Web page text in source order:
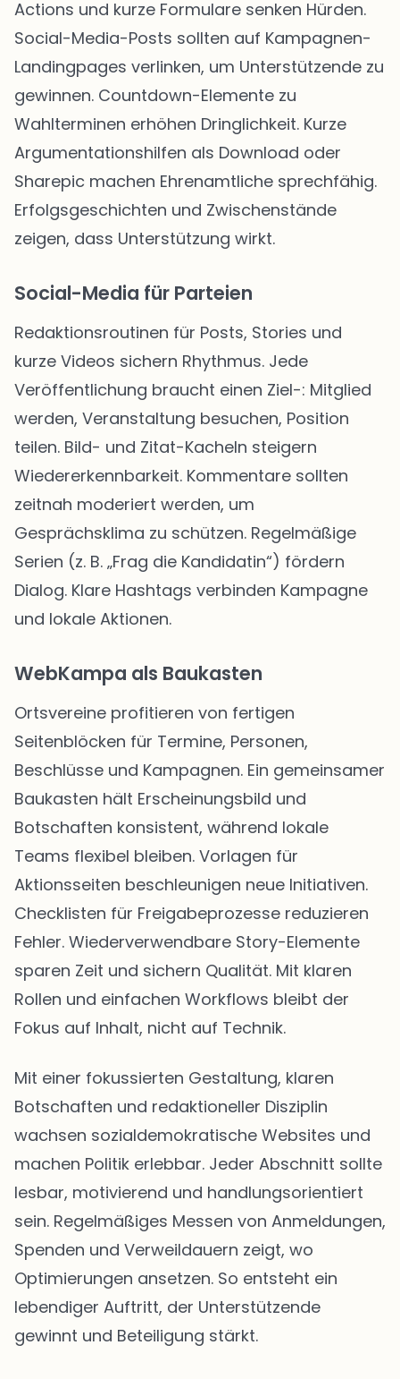
Actions und kurze Formulare senken Hürden.
Social-Media-Posts sollten auf Kampagnen-
Landingpages verlinken, um Unterstützende zu
gewinnen. Countdown-Elemente zu
Wahlterminen erhöhen Dringlichkeit. Kurze
Argumentationshilfen als Download oder
Sharepic machen Ehrenamtliche sprechfähig.
Erfolgsgeschichten und Zwischenstände
zeigen, dass Unterstützung wirkt.
Social-Media für Parteien
Redaktionsroutinen für Posts, Stories und
kurze Videos sichern Rhythmus. Jede
Veröffentlichung braucht einen Ziel-: Mitglied
werden, Veranstaltung besuchen, Position
teilen. Bild- und Zitat-Kacheln steigern
Wiedererkennbarkeit. Kommentare sollten
zeitnah moderiert werden, um
Gesprächsklima zu schützen. Regelmäßige
Serien (z. B. „Frag die Kandidatin“) fördern
Dialog. Klare Hashtags verbinden Kampagne
und lokale Aktionen.
WebKampa als Baukasten
Ortsvereine profitieren von fertigen
Seitenblöcken für Termine, Personen,
Beschlüsse und Kampagnen. Ein gemeinsamer
Baukasten hält Erscheinungsbild und
Botschaften konsistent, während lokale
Teams flexibel bleiben. Vorlagen für
Aktionsseiten beschleunigen neue Initiativen.
Checklisten für Freigabeprozesse reduzieren
Fehler. Wiederverwendbare Story-Elemente
sparen Zeit und sichern Qualität. Mit klaren
Rollen und einfachen Workflows bleibt der
Fokus auf Inhalt, nicht auf Technik.
Mit einer fokussierten Gestaltung, klaren
Botschaften und redaktioneller Disziplin
wachsen sozialdemokratische Websites und
machen Politik erlebbar. Jeder Abschnitt sollte
lesbar, motivierend und handlungsorientiert
sein. Regelmäßiges Messen von Anmeldungen,
Spenden und Verweildauern zeigt, wo
Optimierungen ansetzen. So entsteht ein
lebendiger Auftritt, der Unterstützende
gewinnt und Beteiligung stärkt.